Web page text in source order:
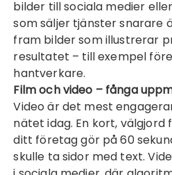
bilder till sociala medier
som säljer tjänster snarare
fram bilder som illustrerar
resultatet – till exempel
hantverkare.
Film och video – fånga
Video är det mest
nätet idag. En kort, välgjord
ditt företag gör på 60
skulle ta sidor med text.